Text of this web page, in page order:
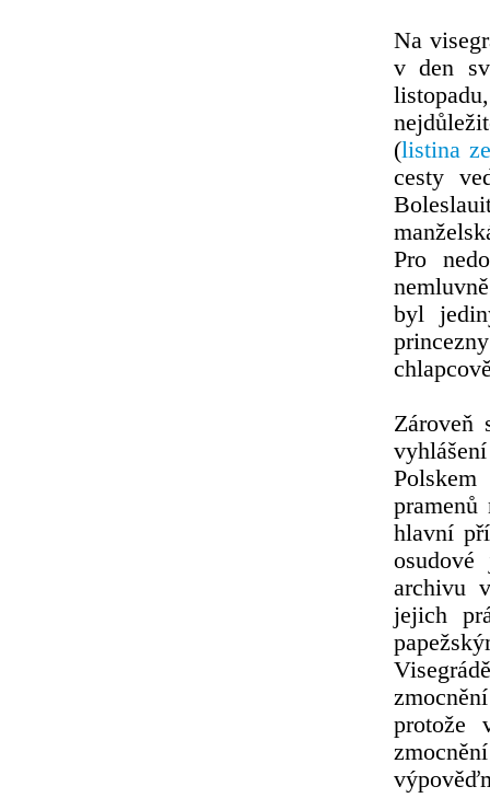
Na
v den
(listina
cesty
Pro
byl
Zároveň
hlavní
archivu
jejich
protože